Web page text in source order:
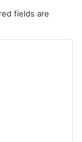
fields are